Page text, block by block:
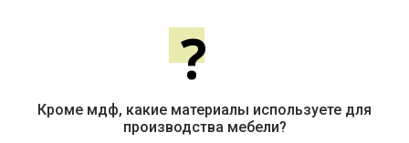
?
Кроме мдф, какие материалы используете для
производства мебели?